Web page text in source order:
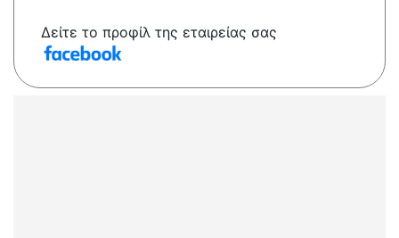
Δείτε το προφίλ της εταιρείας σας